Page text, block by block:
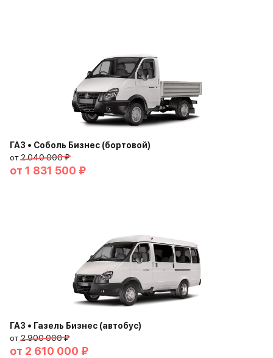
ГАЗ • Соболь Бизнес (бортовой)
от2 040 000 ₽
от 1 831 500 ₽
ГАЗ • Газель Бизнес (автобус)
от2 900 000 ₽
от 2 610 000 ₽